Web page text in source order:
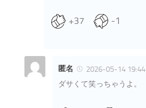
+37 -1
匿名
2026-05-14 19:44
ダサくて笑っちゃうよ。